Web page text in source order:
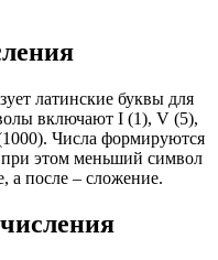
латинские буквы для
включают I (1), V (5),
Числа формируются
этом меньший символ
а после – сложение.